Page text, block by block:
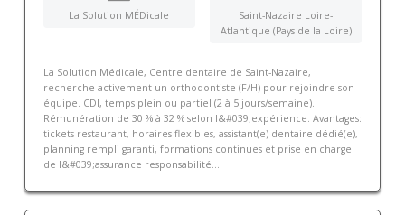
La Solution MÉDicale
Saint-Nazaire Loire-
Atlantique (Pays de la Loire)
La Solution Médicale, Centre dentaire de Saint-Nazaire,
recherche activement un orthodontiste (F/H) pour rejoindre son
équipe. CDI, temps plein ou partiel (2 à 5 jours/semaine).
Rémunération de 30 % à 32 % selon l&#039;expérience. Avantages:
tickets restaurant, horaires flexibles, assistant(e) dentaire dédié(e),
planning rempli garanti, formations continues et prise en charge
de l&#039;assurance responsabilité...